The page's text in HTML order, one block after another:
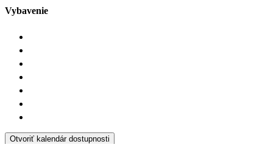
Vybavenie
Otvoriť kalendár dostupnosti